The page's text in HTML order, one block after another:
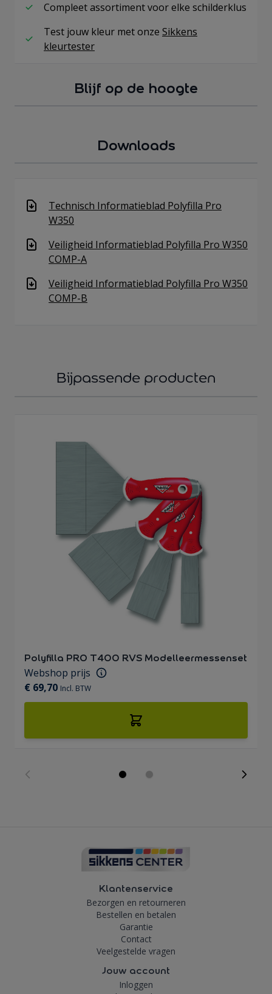
Compleet assortiment voor elke schilderklus
Test jouw kleur met onze Sikkens
kleurtester
Blijf op de hoogte
Downloads
Technisch Informatieblad Polyfilla Pro
W350
Veiligheid Informatieblad Polyfilla Pro W350
COMP-A
Veiligheid Informatieblad Polyfilla Pro W350
COMP-B
Bijpassende producten
Polyfilla PRO T400 RVS Modelleermessenset
Webshop prijs
€ 69,70 Incl. BTW
Klantenservice
Bezorgen en retourneren
Bestellen en betalen
Garantie
Contact
Veelgestelde vragen
Jouw account
Inloggen